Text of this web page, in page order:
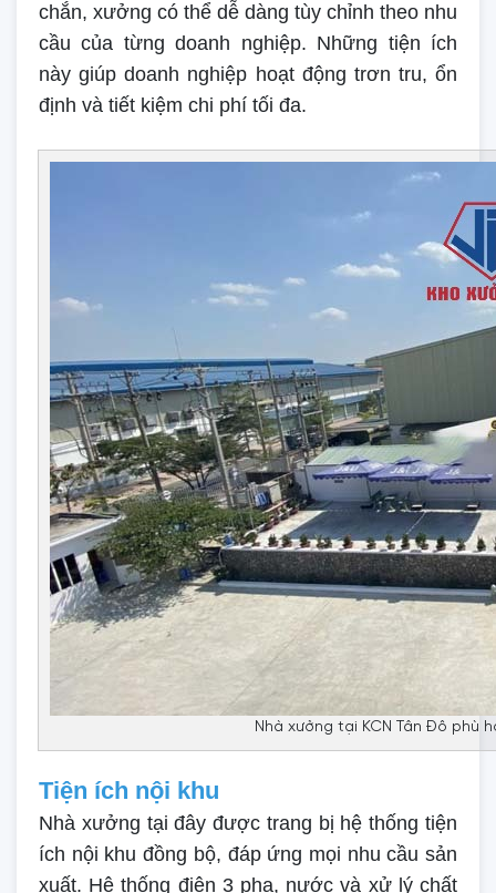
chắn, xưởng có thể dễ dàng tùy chỉnh theo nhu
cầu của từng doanh nghiệp. Những tiện ích
này giúp doanh nghiệp hoạt động trơn tru, ổn
định và tiết kiệm chi phí tối đa.
Nhà xưởng tại KCN Tân Đô phù
Tiện ích nội khu
Nhà xưởng tại đây được trang bị hệ thống tiện
ích nội khu đồng bộ, đáp ứng mọi nhu cầu sản
xuất. Hệ thống điện 3 pha, nước và xử lý chất